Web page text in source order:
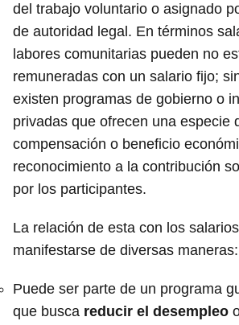
del trabajo voluntario o asignado
de autoridad legal. En términos
labores comunitarias pueden no
remuneradas con un salario fijo;
existen programas de gobierno o
privadas que ofrecen una especie
compensación o beneficio
reconocimiento a la contribución
por los participantes.
La relación de esta con los
manifestarse de diversas maneras:
Puede ser parte de un programa
que busca reducir el desempleo